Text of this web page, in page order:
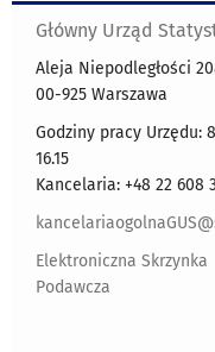
Główny Urząd
Aleja Niepodległości
00-925 Warszawa
Godziny pracy Urzędu:
16.15
Kancelaria: +48 22 608
Elektroniczna Skrzynka
Podawcza